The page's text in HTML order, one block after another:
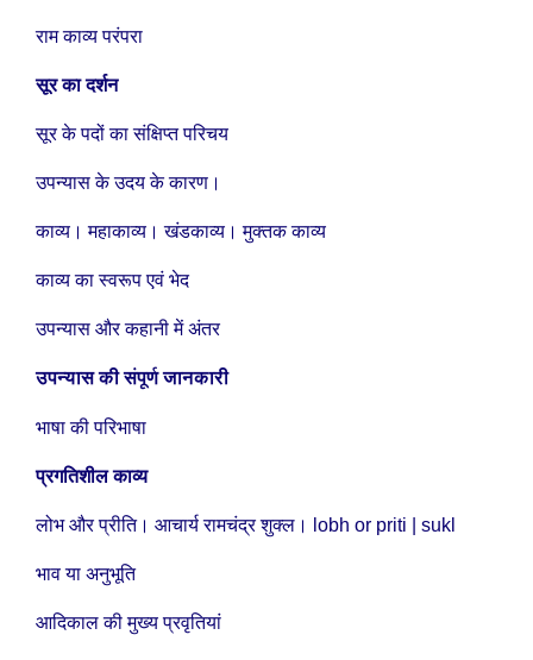
राम काव्य परंपरा
सूर का दर्शन
सूर के पदों का संक्षिप्त परिचय
उपन्यास के उदय के कारण।
काव्य। महाकाव्य। खंडकाव्य। मुक्तक काव्य
काव्य का स्वरूप एवं भेद
उपन्यास और कहानी में अंतर
उपन्यास की संपूर्ण जानकारी
भाषा की परिभाषा
प्रगतिशील काव्य
लोभ और प्रीति। आचार्य रामचंद्र शुक्ल। lobh or priti | sukl
भाव या अनुभूति
आदिकाल की मुख्य प्रवृतियां